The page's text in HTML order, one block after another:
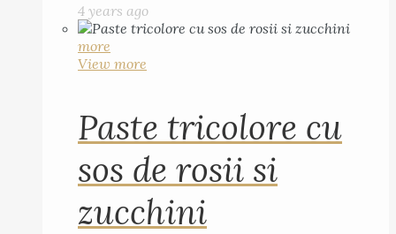
4 years ago
more
View more
Paste tricolore cu
sos de rosii si
zucchini